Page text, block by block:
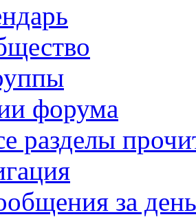
форума
разделы
за день